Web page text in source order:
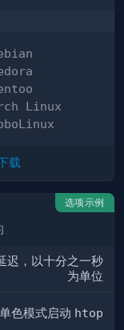
Linux
载
选项示例
迟，以十分之一秒
为单位
色模式启动 htop